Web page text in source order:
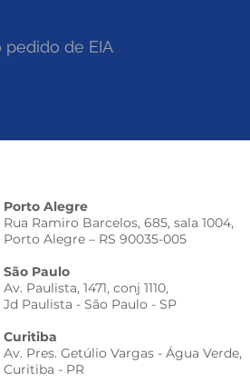
Porto Alegre
Rua Ramiro Barcelos, 685, sala 1004,
Porto Alegre – RS 90035-005
São Paulo
Av. Paulista, 1471, conj 1110,
Jd Paulista - São Paulo - SP
Curitiba
Av. Pres. Getúlio Vargas - Água Verde,
Curitiba - PR